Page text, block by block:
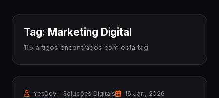
Tag: Marketing Digital
115 artigos encontrados com esta tag
YesDev - Soluções Digitais
16 Jan, 2026